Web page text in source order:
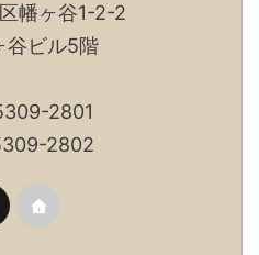
幡ヶ谷1-2-2
谷ビル5階
2801
2802